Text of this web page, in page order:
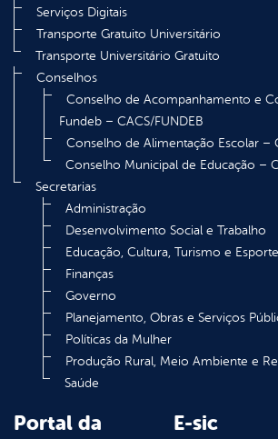
Serviços Digitais
Transporte Gratuito Universitário
Transporte Universitário Gratuito
Conselhos
Conselho de Acompanhamento e
Fundeb – CACS/FUNDEB
Conselho de Alimentação Escolar –
Conselho Municipal de Educação –
Secretarias
Administração
Desenvolvimento Social e Trabalho
Educação, Cultura, Turismo e
Finanças
Governo
Planejamento, Obras e Serviços
Políticas da Mulher
Produção Rural, Meio Ambiente e
Saúde
Portal da
E-sic